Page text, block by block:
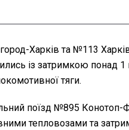
Харків та №113
із затримкою понад 1
тяги.
поїзд №895 Конотоп-
тепловозами та